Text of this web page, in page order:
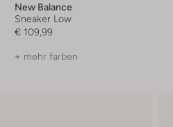
New Balance
Sneaker Low
€ 109,99
+ mehr farben